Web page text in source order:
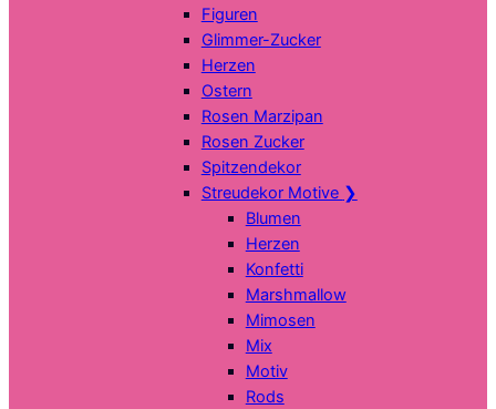
Figuren
Glimmer-Zucker
Herzen
Ostern
Rosen Marzipan
Rosen Zucker
Spitzendekor
Streudekor Motive ❯
Blumen
Herzen
Konfetti
Marshmallow
Mimosen
Mix
Motiv
Rods